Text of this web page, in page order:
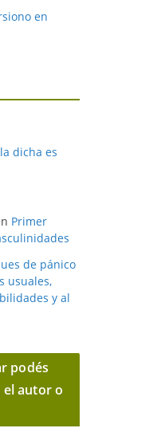
en
dicha es
Primer
de pánico
usuales,
y al
podés
autor o